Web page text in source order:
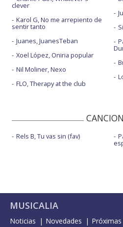
clever
Karol G, No me arrepiento de
sentir tanto
Juanes, JuanesTeban
Xoel López, Oniria popular
Nil Moliner, Nexo
FLO, Therapy at the club
Rels B, Tu vas sin (fav)
MUSICALIA
Noticias Novedades